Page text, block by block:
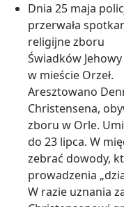
Dnia 25 maja
przerwała
religijne zboru
Świadków Jehowy
w mieście Orzeł.
Aresztowano
Christensena,
zboru w Orle.
do 23 lipca. W
zebrać dowody,
prowadzenia
W razie uznania